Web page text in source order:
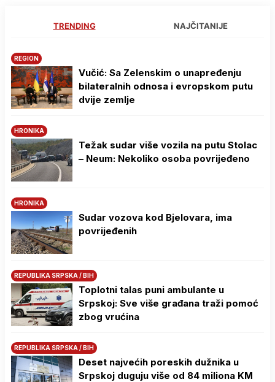
TRENDING NAJČITANIJE
REGION
Vučić: Sa Zelenskim o unapređenju
bilateralnih odnosa i evropskom putu
dvije zemlje
HRONIKA
Težak sudar više vozila na putu Stolac
– Neum: Nekoliko osoba povrijeđeno
HRONIKA
Sudar vozova kod Bjelovara, ima
povrijeđenih
REPUBLIKA SRPSKA / BIH
Toplotni talas puni ambulante u
Srpskoj: Sve više građana traži pomoć
zbog vrućina
REPUBLIKA SRPSKA / BIH
Deset najvećih poreskih dužnika u
Srpskoj duguju više od 84 miliona KM